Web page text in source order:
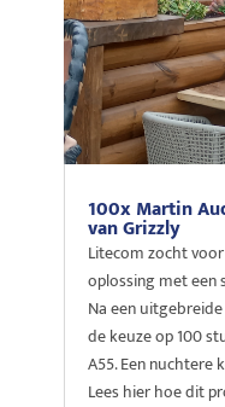
100x Martin
van Grizzly
Litecom zocht
oplossing met
Na een
de keuze op 100
A55. Een nuchtere
Lees hier hoe dit